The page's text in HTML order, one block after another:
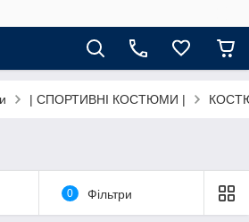
| СПОРТИВНІ КОСТЮМИ |
0 Фільтри